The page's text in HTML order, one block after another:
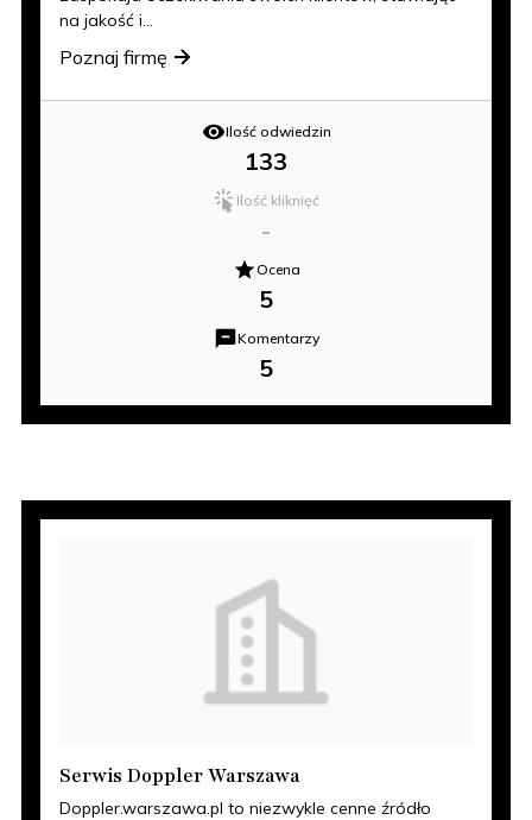
na jakość i...
Poznaj firmę
Ilość odwiedzin
133
Ilość kliknięć
-
Ocena
5
Komentarzy
5
Serwis Doppler Warszawa
Doppler.warszawa.pl to niezwykle cenne źródło